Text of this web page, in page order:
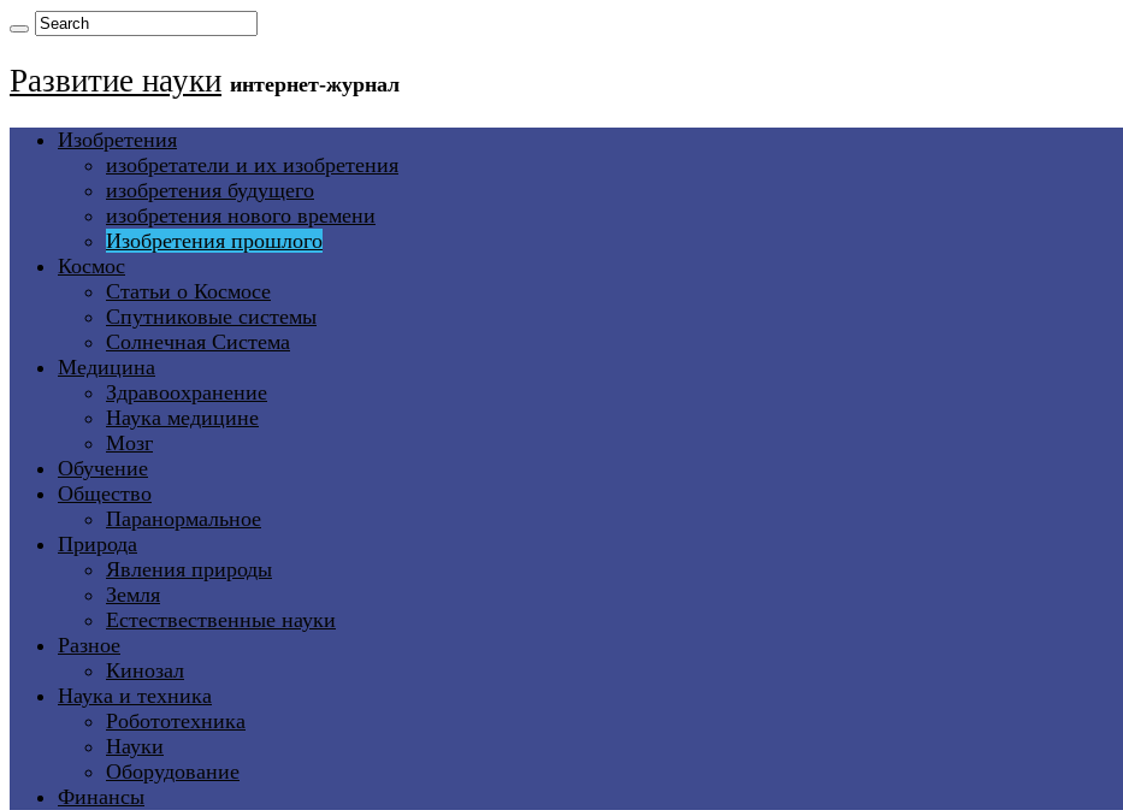
Развитие науки интернет-журнал
Изобретения
изобретатели и их изобретения
изобретения будущего
изобретения нового времени
Изобретения прошлого
Космос
Статьи о Космосе
Спутниковые системы
Солнечная Система
Медицина
Здравоохранение
Наука медицине
Мозг
Обучение
Общество
Паранормальное
Природа
Явления природы
Земля
Естествественные науки
Разное
Кинозал
Наука и техника
Робототехника
Науки
Оборудование
Финансы